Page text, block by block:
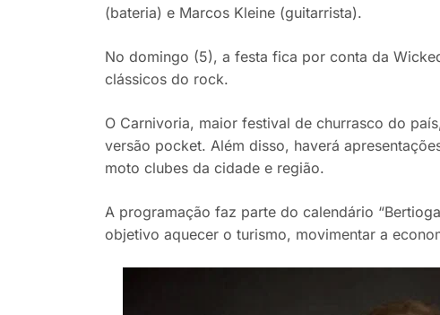
(bateria) e Marcos Kleine (guitarrista).
No domingo (5), a festa fica por conta da
clássicos do rock.
O Carnivoria, maior festival de churrasco do
versão pocket. Além disso, haverá
moto clubes da cidade e região.
A programação faz parte do calendário
objetivo aquecer o turismo, movimentar a